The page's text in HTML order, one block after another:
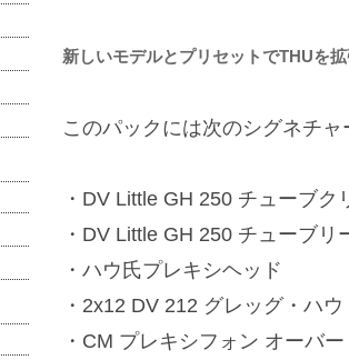
新しいモデルとプリセットでTHUを
このパックには次のシグネチャ
・DV Little GH 250 チューブ
・DV Little GH 250 チューブ
・ハウ氏プレキシヘッド
・2x12 DV 212 グレッグ・ハ
・CM プレキシフォン オーバ